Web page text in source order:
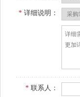
* 详细说明：
* 联系人：